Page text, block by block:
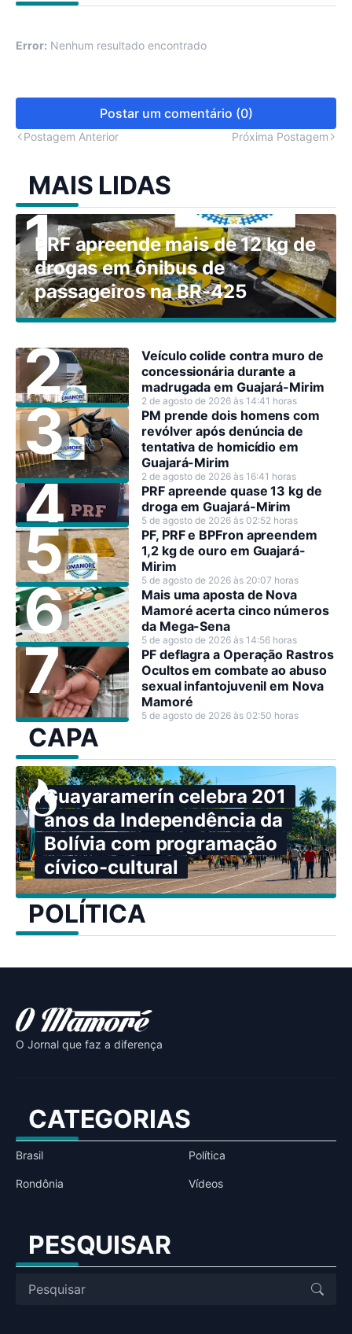
Error: Nenhum resultado encontrado
Postar um comentário (0)
Postagem Anterior Próxima Postagem
MAIS LIDAS
PRF apreende mais de 12 kg de
drogas em ônibus de
passageiros na BR-425
Veículo colide contra muro de
concessionária durante a
madrugada em Guajará-Mirim
2 de agosto de 2026 às 14:41 horas
PM prende dois homens com
revólver após denúncia de
tentativa de homicídio em
Guajará-Mirim
2 de agosto de 2026 às 16:41 horas
PRF apreende quase 13 kg de
droga em Guajará-Mirim
5 de agosto de 2026 às 02:52 horas
PF, PRF e BPFron apreendem
1,2 kg de ouro em Guajará-
Mirim
5 de agosto de 2026 às 20:07 horas
Mais uma aposta de Nova
Mamoré acerta cinco números
da Mega-Sena
5 de agosto de 2026 às 14:56 horas
PF deflagra a Operação Rastros
Ocultos em combate ao abuso
sexual infantojuvenil em Nova
Mamoré
5 de agosto de 2026 às 02:50 horas
CAPA
Guayaramerín celebra 201
anos da Independência da
Bolívia com programação
cívico-cultural
POLÍTICA
O Jornal que faz a diferença
CATEGORIAS
Brasil Política
Rondônia Vídeos
PESQUISAR